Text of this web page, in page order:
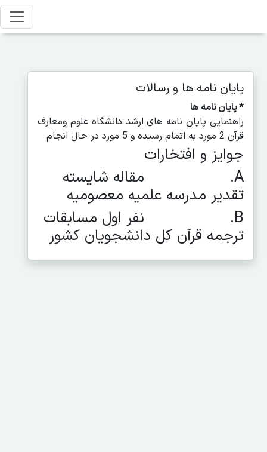
پایان نامه ها و رسالات
* پایان نامه ها
راهنمایی پایان نامه های ارشد دانشگاه علوم ومعارف
قرآن 2 مورد به اتمام رسیده و 5 مورد در حال انجام
جوایز و افتخارات
A. مقاله شایسته
تقدیر مدرسه علمیه معصومیه
B. نفر اول مسابقات
ترجمه قرآن کل دانشجویان کشور